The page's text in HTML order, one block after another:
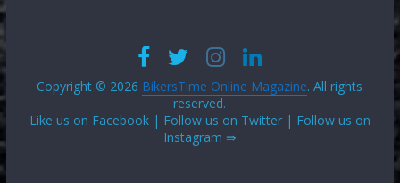
Copyright © 2026 BikersTime Online Magazine. All rights
reserved.
Like us on Facebook | Follow us on Twitter | Follow us on
Instagram ⇛